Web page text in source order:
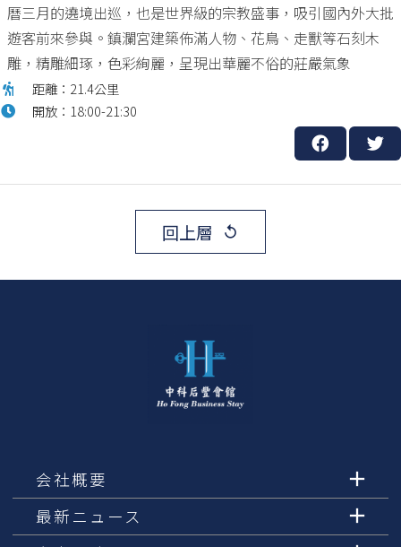
曆三月的遶境出巡，也是世界級的宗教盛事，吸引國內外大批
遊客前來參與。鎮瀾宮建築佈滿人物、花鳥、走獸等石刻木
雕，精雕細琢，色彩絢麗，呈現出華麗不俗的莊嚴氣象
距離：21.4公里
開放：18:00-21:30
回上層 replay
会社概要
最新ニュース